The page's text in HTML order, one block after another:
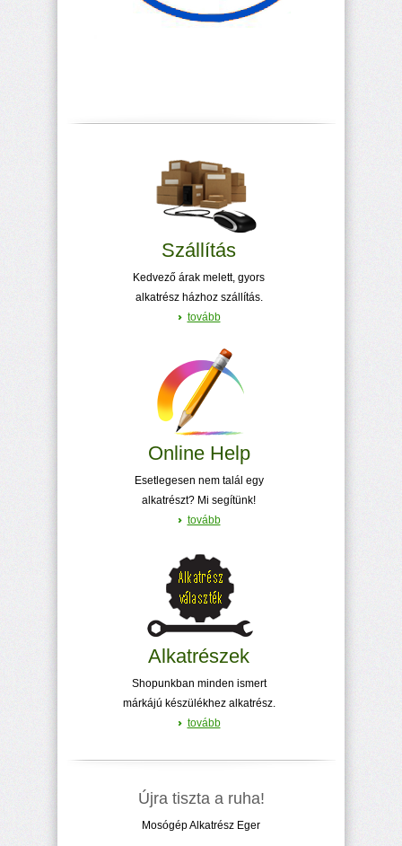
Szállítás
Kedvező árak melett, gyors
alkatrész házhoz szállítás.
tovább
Online Help
Esetlegesen nem talál egy
alkatrészt? Mi segítünk!
tovább
Alkatrészek
Shopunkban minden ismert
márkájú készülékhez alkatrész.
tovább
Újra tiszta a ruha!
Mosógép Alkatrész Eger